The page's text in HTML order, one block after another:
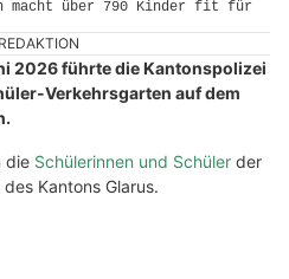
2026 führte die Kantonspolizei
Verkehrsgarten auf dem
die Schülerinnen und Schüler der
Kantons Glarus.